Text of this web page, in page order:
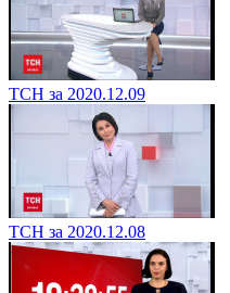
ТСН за 2020.12.09
ТСН за 2020.12.08